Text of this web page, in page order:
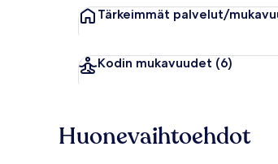
Tärkeimmät palvelut/
Kodin mukavuudet (6)
Huonevaihtoehdot